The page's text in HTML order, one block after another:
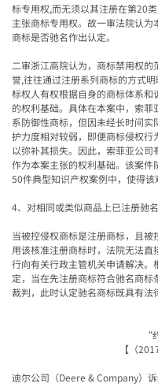
标专用权,而无须以其注册在第20
主张商标专用权。故一审法院认为
商标是否驰名作出认定。
二审浙江高院认为，商标禁用权的
誉,往往通过注册系列商标的方式
标权人有权根据自身的商标体系
的权利基础。具体在本案中，索
系防御性商标，但因未经长时间
护力度相对较弱，即便商标侵权
以弥补其损失。因此，索菲亚公
作为本案主张的权利基础。该案件
50件典型知识产权案例中，使得该
4、对相同或类似商品上已注册驰
当被控侵权商标是注册商标，且
用该核准注册商标时，法院无法
行向有关行政主管机关申请解决
定，当在先注册商标符合驰名商
裁判，此时认定驰名商标既具有法
“
【（
迪尔公司（Deere & Company）